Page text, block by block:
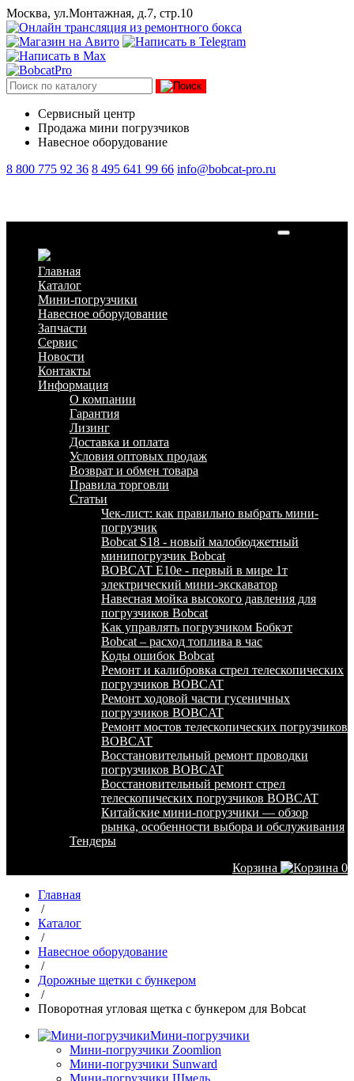
Москва, ул.Монтажная, д.7, стр.10
Сервисный центр
Продажа мини погрузчиков
Навесное оборудование
8 800 775 92 36 8 495 641 99 66 info@bobcat-pro.ru
Главная
Каталог
Мини-погрузчики
Навесное оборудование
Запчасти
Сервис
Новости
Контакты
Информация
О компании
Гарантия
Лизинг
Доставка и оплата
Условия оптовых продаж
Возврат и обмен товара
Правила торговли
Статьи
Чек-лист: как правильно выбрать мини-
погрузчик
Bobcat S18 - новый малобюджетный
минипогрузчик Bobcat
BOBCAT E10e - первый в мире 1т
электрический мини-экскаватор
Навесная мойка высокого давления для
погрузчиков Bobcat
Как управлять погрузчиком Бобкэт
Bobcat – расход топлива в час
Коды ошибок Bobcat
Ремонт и калибровка стрел телескопических
погрузчиков BOBCAT
Ремонт ходовой части гусеничных
погрузчиков BOBCAT
Ремонт мостов телескопических погрузчиков
BOBCAT
Восстановительный ремонт проводки
погрузчиков BOBCAT
Восстановительный ремонт стрел
телескопических погрузчиков BOBCAT
Китайские мини-погрузчики — обзор
рынка, особенности выбора и обслуживания
Тендеры
Корзина
0
Главная
/
Каталог
/
Навесное оборудование
/
Дорожные щетки с бункером
/
Поворотная угловая щетка с бункером для Bobcat
Мини-погрузчики
Мини-погрузчики Zoomlion
Мини-погрузчики Sunward
Мини-погрузчики Шмель